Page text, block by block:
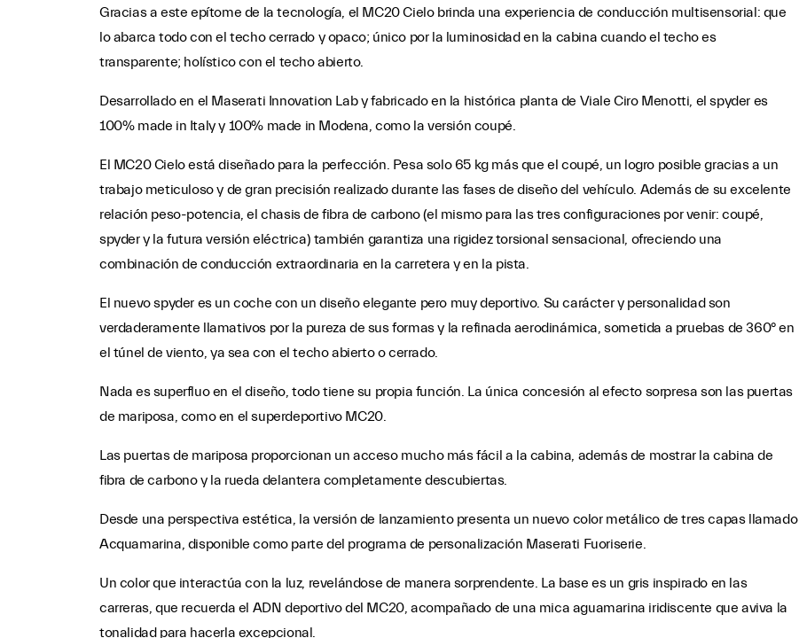
Gracias a este epítome de la tecnología, el MC20 Cielo brinda una experiencia de conducción multisensorial: que
lo abarca todo con el techo cerrado y opaco; único por la luminosidad en la cabina cuando el techo es
transparente; holístico con el techo abierto.
Desarrollado en el Maserati Innovation Lab y fabricado en la histórica planta de Viale Ciro Menotti, el spyder es
100% made in Italy y 100% made in Modena, como la versión coupé.
El MC20 Cielo está diseñado para la perfección. Pesa solo 65 kg más que el coupé, un logro posible gracias a un
trabajo meticuloso y de gran precisión realizado durante las fases de diseño del vehículo. Además de su excelente
relación peso-potencia, el chasis de fibra de carbono (el mismo para las tres configuraciones por venir: coupé,
spyder y la futura versión eléctrica) también garantiza una rigidez torsional sensacional, ofreciendo una
combinación de conducción extraordinaria en la carretera y en la pista.
El nuevo spyder es un coche con un diseño elegante pero muy deportivo. Su carácter y personalidad son
verdaderamente llamativos por la pureza de sus formas y la refinada aerodinámica, sometida a pruebas de 360° en
el túnel de viento, ya sea con el techo abierto o cerrado.
Nada es superfluo en el diseño, todo tiene su propia función. La única concesión al efecto sorpresa son las puertas
de mariposa, como en el superdeportivo MC20.
Las puertas de mariposa proporcionan un acceso mucho más fácil a la cabina, además de mostrar la cabina de
fibra de carbono y la rueda delantera completamente descubiertas.
Desde una perspectiva estética, la versión de lanzamiento presenta un nuevo color metálico de tres capas llamado
Acquamarina, disponible como parte del programa de personalización Maserati Fuoriserie.
Un color que interactúa con la luz, revelándose de manera sorprendente. La base es un gris inspirado en las
carreras, que recuerda el ADN deportivo del MC20, acompañado de una mica aguamarina iridiscente que aviva la
tonalidad para hacerla excepcional.